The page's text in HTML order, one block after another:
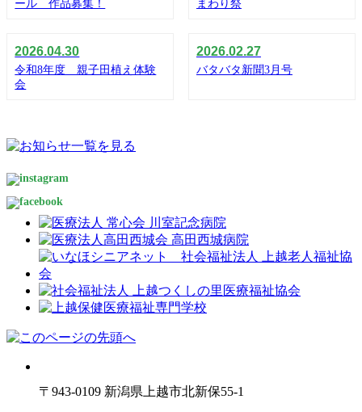
ール 作品募集！
まわり祭
2026.04.30
令和8年度 親子田植え体験
会
2026.02.27
バタバタ新聞3月号
〒943-0109 新潟県上越市北新保55-1